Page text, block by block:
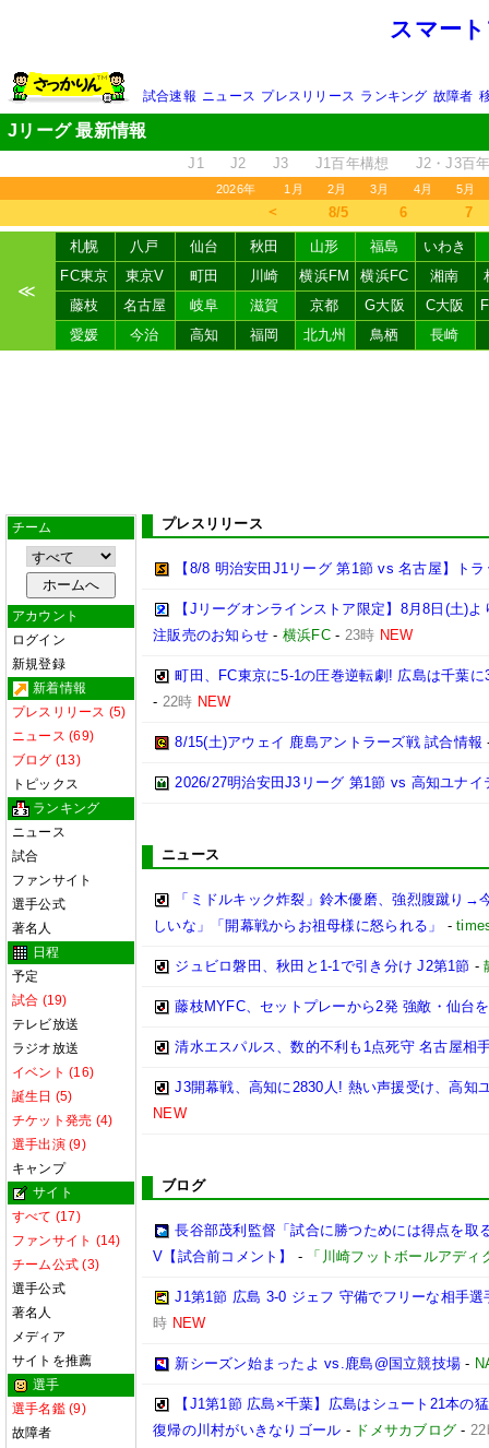
スマー
試合速報 ニュース プレスリリース ランキング 故障者
Jリーグ 最新情報
J1 J2 J3 J1百年構想 J2・J3百
2026年 1月 2月 3月 4月 5月
＜ 8/5 6 7
≪
札幌 八戸 仙台 秋田 山形 福島
いわき
FC東京
東京V 町田 川崎 横浜FM 横浜FC 湘南
藤枝
名古屋 岐阜 滋賀 京都 G大阪 C大阪
愛媛
今治 高知 福岡 北九州 鳥栖 長崎
チーム
アカウント
ログイン
新規登録
新着情報
プレスリリース (5)
ニュース (69)
ブログ (13)
トピックス
ランキング
ニュース
試合
ファンサイト
選手公式
著名人
日程
予定
試合 (19)
テレビ放送
ラジオ放送
イベント (16)
誕生日 (5)
チケット発売 (4)
選手出演 (9)
キャンプ
サイト
すべて (17)
ファンサイト (14)
チーム公式 (3)
選手公式
著名人
メディア
サイトを推薦
選手
選手名鑑 (9)
故障者
プレスリリース
【8/8 明治安田J1リーグ 第1節 vs 名古屋】ト
【Jリーグオンラインストア限定】8月8日(土)
注販売のお知らせ - 横浜FC - 23時 NEW
町田、FC東京に5-1の圧巻逆転劇! 広島は千葉
- 22時 NEW
8/15(土)アウェイ 鹿島アントラーズ戦 試合情報
2026/27明治安田J3リーグ 第1節 vs 高知ユナイ
ニュース
「ミドルキック炸裂」鈴木優磨、強烈腹蹴り
しいな」「開幕戦からお祖母様に怒られる」
-
ジュビロ磐田、秋田と1-1で引き分け J2第1節 -
藤枝MYFC、セットプレーから2発 強敵・仙台
清水エスパルス、数的不利も1点死守 名古屋相
J3開幕戦、高知に2830人! 熱い声援受け、高知
NEW
ブログ
長谷部茂利監督「試合に勝つためには得点を
V【試合前コメント】
- 「川崎フットボールアディ
J1第1節 広島 3-0 ジェフ 守備でフリーな相手
時 NEW
新シーズン始まったよ vs.鹿島@国立競技場 -
【J1第1節 広島×千葉】広島はシュート21本の
復帰の川村がいきなりゴール - ドメサカブログ - 22